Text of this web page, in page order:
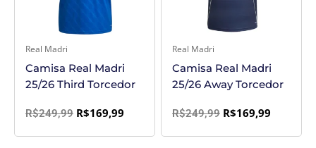
Real Madri
Camisa Real Madri
25/26 Third Torcedor
R$249,99 R$169,99
Real Madri
Camisa Real Madri
25/26 Away Torcedor
R$249,99 R$169,99